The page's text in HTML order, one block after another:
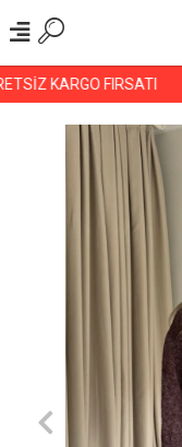
KARGO FIRSATI